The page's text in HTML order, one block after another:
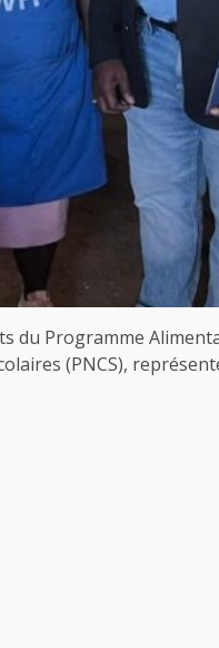
du Programme
(PNCS),